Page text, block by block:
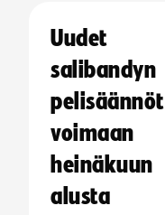
Uudet
salibandyn
pelisäännöt
voimaan
heinäkuun
alusta